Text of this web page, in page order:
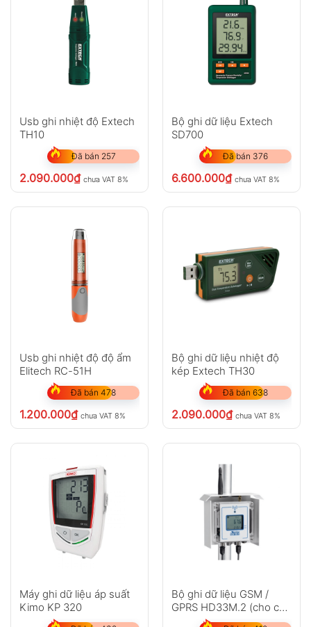
Usb ghi nhiệt độ Extech
TH10
Đã bán 257
2.090.000₫ chưa VAT 8%
Bộ ghi dữ liệu Extech
SD700
Đã bán 376
6.600.000₫ chưa VAT 8%
Usb ghi nhiệt độ độ ẩm
Elitech RC-51H
Đã bán 478
1.200.000₫ chưa VAT 8%
Bộ ghi dữ liệu nhiệt độ
kép Extech TH30
Đã bán 638
2.090.000₫ chưa VAT 8%
Máy ghi dữ liệu áp suất
Kimo KP 320
Bộ ghi dữ liệu GSM /
GPRS HD33M.2 (cho các
trạm thời tiết)